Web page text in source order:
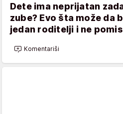
Dete ima neprijatan
zube? Evo šta može da
jedan roditelji i ne
Komentariši